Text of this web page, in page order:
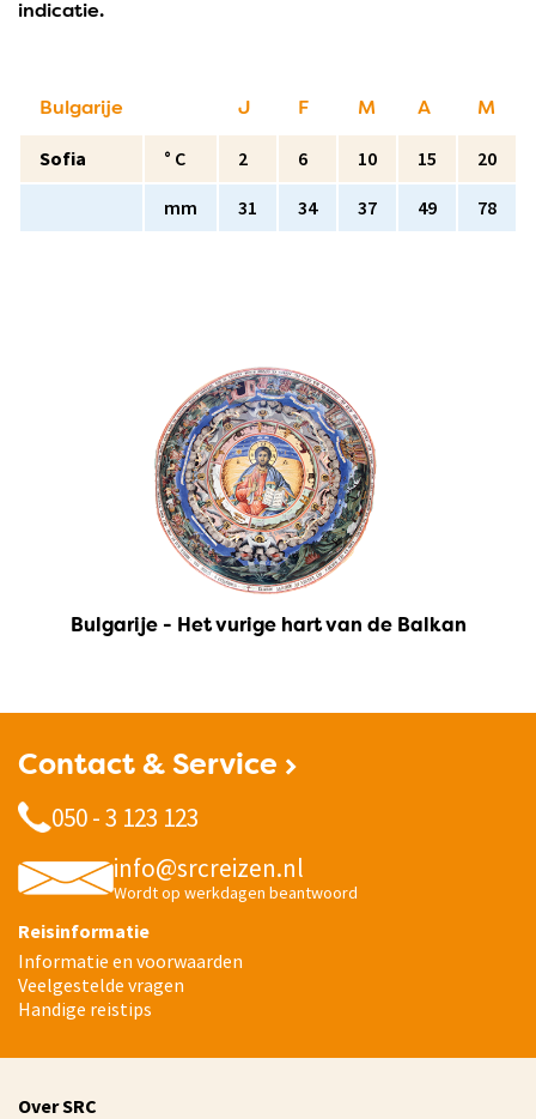
indicatie.
Bulgarije J F M A M
Sofia ° C 2 6 10 15 20
mm 31 34 37 49 78
Bulgarije - Het vurige hart van de Balkan
Contact & Service
050 - 3 123 123
info@srcreizen.nl
Wordt op werkdagen beantwoord
Reisinformatie
Informatie en voorwaarden
Veelgestelde vragen
Handige reistips
Over SRC